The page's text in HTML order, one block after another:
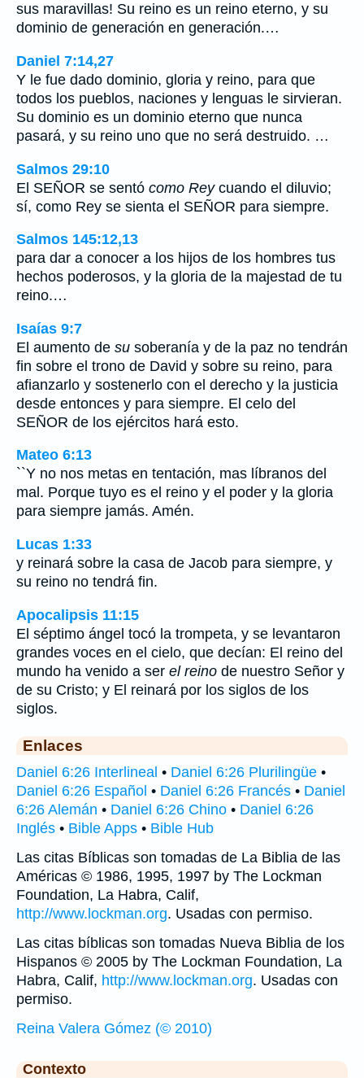
sus maravillas! Su reino es un reino eterno, y su
dominio de generación en generación.…
Daniel 7:14,27
Y le fue dado dominio, gloria y reino, para que
todos los pueblos, naciones y lenguas le sirvieran.
Su dominio es un dominio eterno que nunca
pasará, y su reino uno que no será destruido. …
Salmos 29:10
El SEÑOR se sentó como Reycuando el diluvio;
sí, como Rey se sienta el SEÑOR para siempre.
Salmos 145:12,13
para dar a conocer a los hijos de los hombres tus
hechos poderosos, y la gloria de la majestad de tu
reino.…
Isaías 9:7
El aumento de su soberanía y de la paz no tendrán
fin sobre el trono de David y sobre su reino, para
afianzarlo y sostenerlo con el derecho y la justicia
desde entonces y para siempre. El celo del
SEÑOR de los ejércitos hará esto.
Mateo 6:13
``Y no nos metas en tentación, mas líbranos del
mal. Porque tuyo es el reino y el poder y la gloria
para siempre jamás. Amén.
Lucas 1:33
y reinará sobre la casa de Jacob para siempre, y
su reino no tendrá fin.
Apocalipsis 11:15
El séptimo ángel tocó la trompeta, y se levantaron
grandes voces en el cielo, que decían: El reino del
mundo ha venido a ser el reino de nuestro Señor y
de su Cristo; y El reinará por los siglos de los
siglos.
Enlaces
Daniel 6:26 Interlineal • Daniel 6:26 Plurilingüe •
Daniel 6:26 Español • Daniel 6:26 Francés • Daniel
6:26 Alemán • Daniel 6:26 Chino • Daniel 6:26
Inglés • Bible Apps • Bible Hub
Las citas Bíblicas son tomadas de La Biblia de las
Américas © 1986, 1995, 1997 by The Lockman
Foundation, La Habra, Calif,
http://www.lockman.org. Usadas con permiso.
Las citas bíblicas son tomadas Nueva Biblia de los
Hispanos © 2005 by The Lockman Foundation, La
Habra, Calif, http://www.lockman.org. Usadas con
permiso.
Reina Valera Gómez (© 2010)
Contexto